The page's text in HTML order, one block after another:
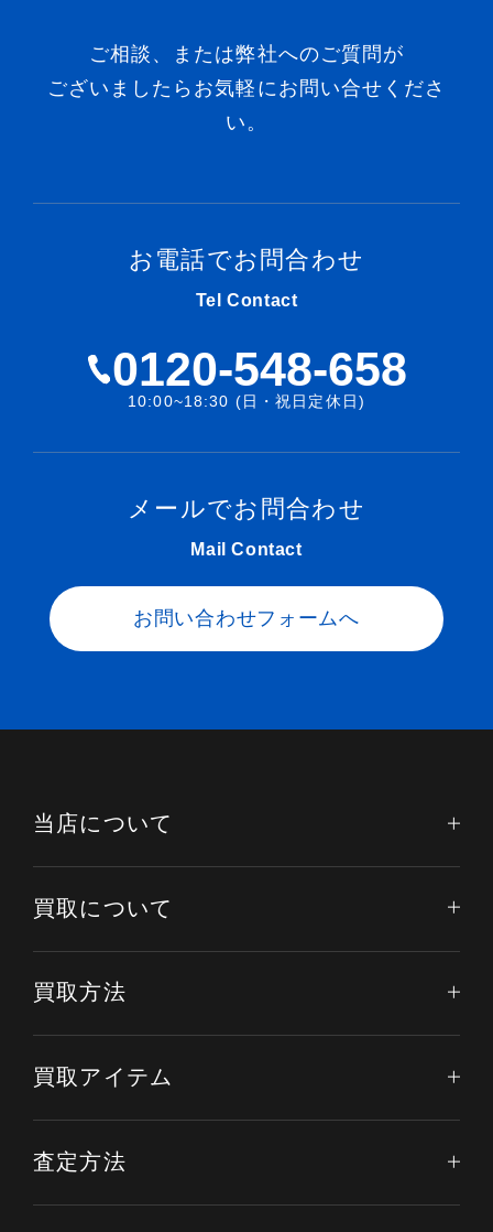
ご相談、または弊社へのご質問が
ございましたらお気軽にお問い合せくださ
い。
お電話でお問合わせ
Tel Contact
0120-548-658
10:00~18:30 (日・祝日定休日)
メールでお問合わせ
Mail Contact
お問い合わせフォームへ
当店について
買取について
買取方法
買取アイテム
査定方法
電話する LINE査定 オンライン査定